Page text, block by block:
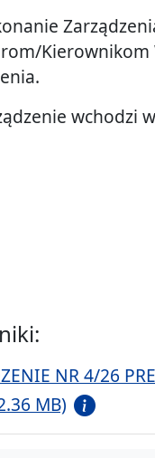
Kierownikom
wchodzi
NR 4/26
MB)